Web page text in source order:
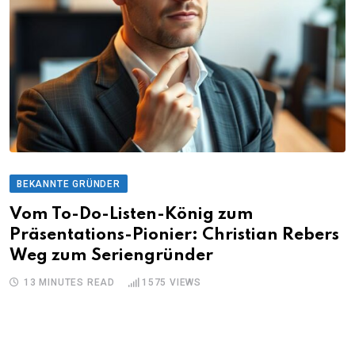
BEKANNTE GRÜNDER
Vom To-Do-Listen-König zum
Präsentations-Pionier: Christian Rebers
Weg zum Seriengründer
13 MINUTES READ 1575 VIEWS